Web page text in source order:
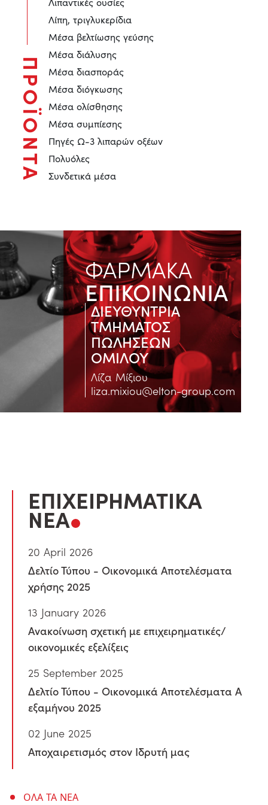
ΠΡΟΪΟΝΤΑ
Λίπη, τριγλυκερίδια
Μέσα βελτίωσης γεύσης
Μέσα διάλυσης
Μέσα διασποράς
Μέσα διόγκωσης
Μέσα ολίσθησης
Μέσα συμπίεσης
Πηγές Ω-3 λιπαρών οξέων
Πολυόλες
Συνδετικά μέσα
ΦΑΡΜΑΚΑ
ΕΠΙΚΟΙΝΩΝΙΑ
ΔΙΕΥΘΥΝΤΡΙΑ
ΤΜΗΜΑΤΟΣ
ΠΩΛΗΣΕΩΝ
ΟΜΙΛΟΥ
Λίζα Μίξιου
liza.mixiou@elton-group.com
ΕΠΙΧΕΙΡΗΜΑΤΙΚΑ
ΝΕΑ
20 April 2026
Δελτίο Τύπου - Οικονομικά Αποτελέσματα
χρήσης 2025
13 January 2026
Ανακοίνωση σχετική με επιχειρηματικές/
οικονομικές εξελίξεις
25 September 2025
Δελτίο Τύπου - Οικονομικά Αποτελέσματα Α
εξαμήνου 2025
02 June 2025
Αποχαιρετισμός στον Ιδρυτή μας
ΟΛΑ ΤΑ ΝΕΑ